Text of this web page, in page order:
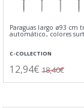
Paraguas largo ø93 cm
automático, colores
C-COLLECTION
12,94€ 18,40€